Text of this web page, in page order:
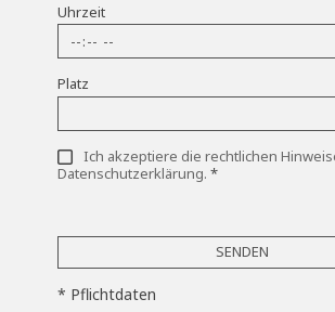
Uhrzeit
Platz
Ich akzeptiere die rechtlichen
Datenschutzerklärung. *
SENDEN
* Pflichtdaten